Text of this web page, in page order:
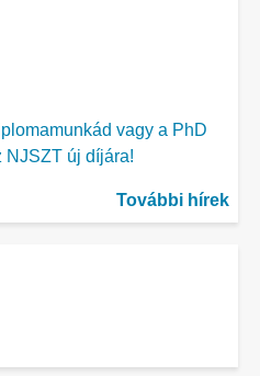
vagy a PhD
NJSZT új díjára!
További hírek